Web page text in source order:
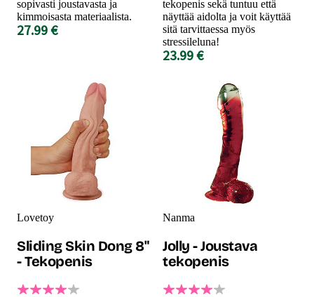
sopivasti joustavasta ja
kimmoisasta materiaalista.
27.99 €
tekopenis sekä tuntuu että
näyttää aidolta ja voit käyttää
sitä tarvittaessa myös
stressileluna!
23.99 €
Lovetoy
Sliding Skin Dong 8"
- Tekopenis
Nanma
Jolly - Joustava
tekopenis